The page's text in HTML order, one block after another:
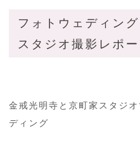
フォトウェディン
スタジオ撮影レポ
金戒光明寺と京町家スタジ
ディング